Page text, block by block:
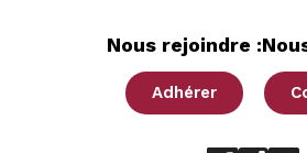
Nous rejoindre :
Adhérer